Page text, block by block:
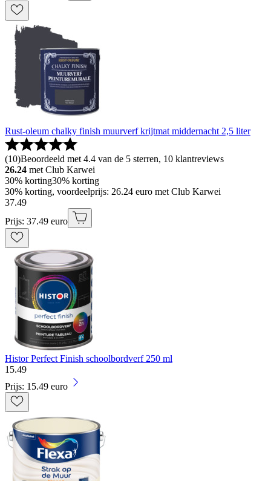
Rust-oleum chalky finish muurverf krijtmat middernacht 2,5 liter
(10)Beoordeeld met 4.4 van de 5 sterren, 10 klantreviews
26.24 met Club Karwei
30% korting30% korting
30% korting, voordeelprijs: 26.24 euro met Club Karwei
37.49
Prijs: 37.49 euro
Histor Perfect Finish schoolbordverf 250 ml
15.49
Prijs: 15.49 euro